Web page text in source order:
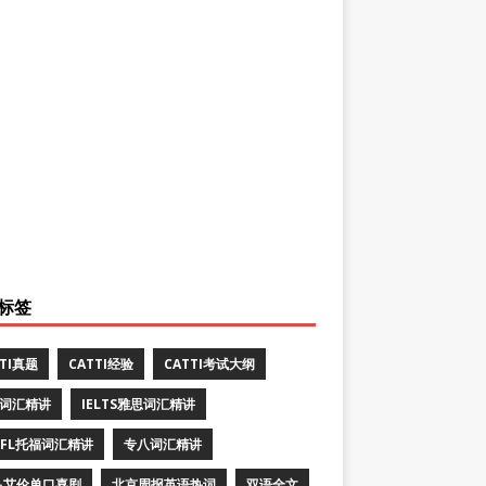
签
真题 CATTI经验 CATTI考试大纲
汇精讲 IELTS雅思词汇精讲
托福词汇精讲 专八词汇精讲